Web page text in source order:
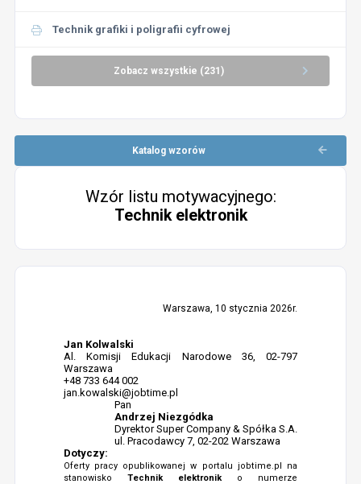
Technik grafiki i poligrafii cyfrowej
Zobacz wszystkie (231)
Katalog wzorów
Wzór listu motywacyjnego:
Technik elektronik
Warszawa, 10 stycznia 2026r.
Jan Kolwalski
Al. Komisji Edukacji Narodowe 36, 02-797
Warszawa
+48 733 644 002
jan.kowalski@jobtime.pl
Pan
Andrzej Niezgódka
Dyrektor Super Company & Spółka S.A.
ul. Pracodawcy 7, 02-202 Warszawa
Dotyczy:
Oferty pracy opublikowanej w portalu jobtime.pl na
stanowisko Technik elektroniko numerze